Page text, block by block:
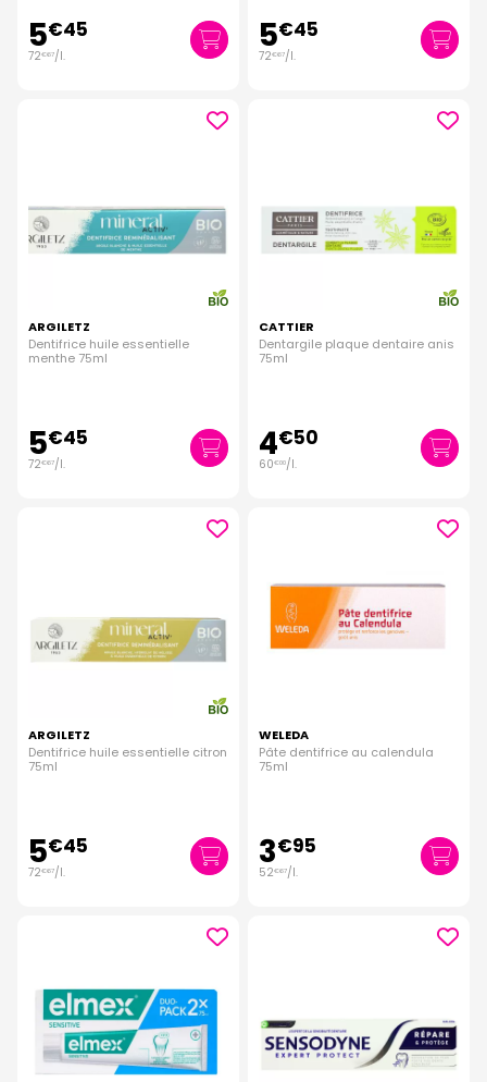
5€45
72€67/l. 5€45
72€67/l.
ARGILETZ
Dentifrice huile essentielle
menthe 75ml
5€45
72€67/l.
CATTIER
Dentargile plaque dentaire anis
75ml
4€50
60€00/l.
ARGILETZ
Dentifrice huile essentielle citron
75ml
5€45
72€67/l.
WELEDA
Pâte dentifrice au calendula
75ml
3€95
52€67/l.